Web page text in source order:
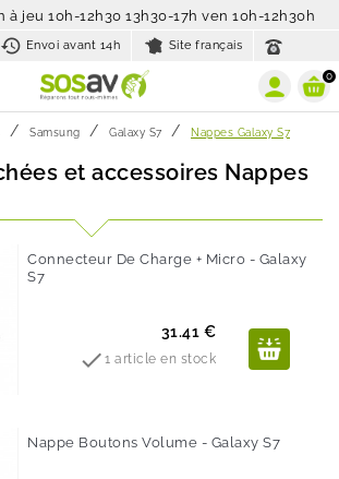
jeu 10h-12h30 13h30-17h ven 10h-12h30h
history_toggle_off
Envoi avant 14h Site français
0
Samsung Galaxy S7 Nappes Galaxy S7
et accessoires Nappes
Connecteur De Charge + Micro - Galaxy
S7
Prix
31.41 €
1 article en stock
Nappe Boutons Volume - Galaxy S7